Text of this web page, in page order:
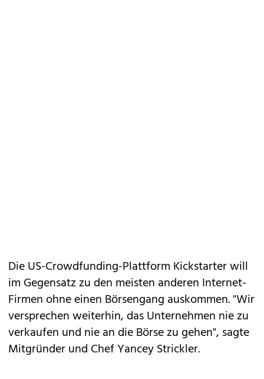
Die US-Crowdfunding-Plattform Kickstarter will
im Gegensatz zu den meisten anderen Internet-
Firmen ohne einen Börsengang auskommen. "Wir
versprechen weiterhin, das Unternehmen nie zu
verkaufen und nie an die Börse zu gehen", sagte
Mitgründer und Chef Yancey Strickler.